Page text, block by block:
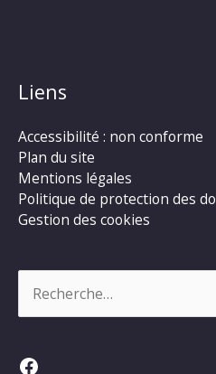
Liens
Accessibilité : non conforme
Plan du site
Mentions légales
Politique de protection des
Gestion des cookies
Facebook